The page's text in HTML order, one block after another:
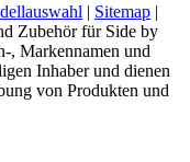
| Sitemap |
Zubehör für Side by
, Markennamen und
Inhaber und dienen
von Produkten und